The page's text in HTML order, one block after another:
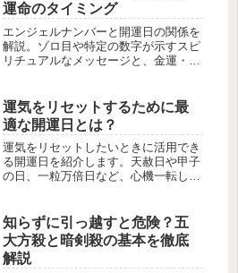
運命のタイミング
エンジェルナンバーと開運日の関係を
解説。ゾロ目や特定の数字が示すスピ
リチュアルなメッセージと、金運・恋
運気をリセットするために最
適な開運日とは？
運気をリセットしたいときに活用でき
る開運日を紹介します。天赦日や甲子
の日、一粒万倍日など、心機一転して
知らずに引っ越すと危険？五
大方殺と暗剣殺の基本を徹底
解説